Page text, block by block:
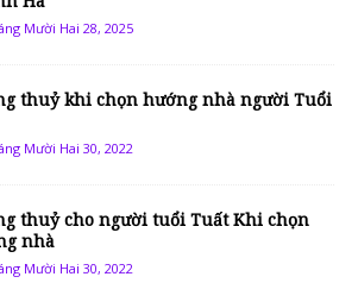
Mười Hai 28, 2025
thuỷ khi chọn hướng nhà người Tuổi
Mười Hai 30, 2022
thuỷ cho người tuổi Tuất Khi chọn
nhà
Mười Hai 30, 2022